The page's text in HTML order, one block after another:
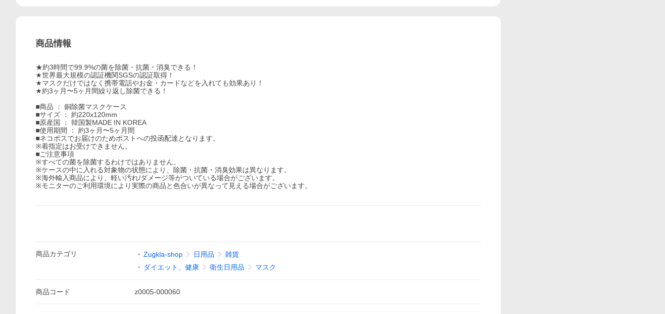
商品情報
★約3時間で99.9%の菌を除菌・抗菌・消臭できる！
★世界最大規模の認証機関SGSの認証取得！
★マスクだけではなく携帯電話やお金・カードなどを入れても効果あり！
★約3ヶ月〜5ヶ月間繰り返し除菌できる！
■商品 ： 銅除菌マスクケース
■サイズ ： 約220x120mm
■原産国 ： 韓国製MADE IN KOREA
■使用期間 ： 約3ヶ月〜5ヶ月間
■ネコポスでお届けのためポストへの投函配達となります。
※着指定はお受けできません。
■ご注意事項
※すべての菌を除菌するわけではありません。
※ケースの中に入れる対象物の状態により、除菌・抗菌・消臭効果は異なります。
※海外輸入商品により、軽い汚れ/ダメージ等がついている場合がございます。
※モニターのご利用環境により実際の商品と色合いが異なって見える場合がございます。
商品カテゴリ Zugkla-shop 日用品
雑貨
ダイエット、健康
衛生日用品 マスク
商品コード z0005-000060